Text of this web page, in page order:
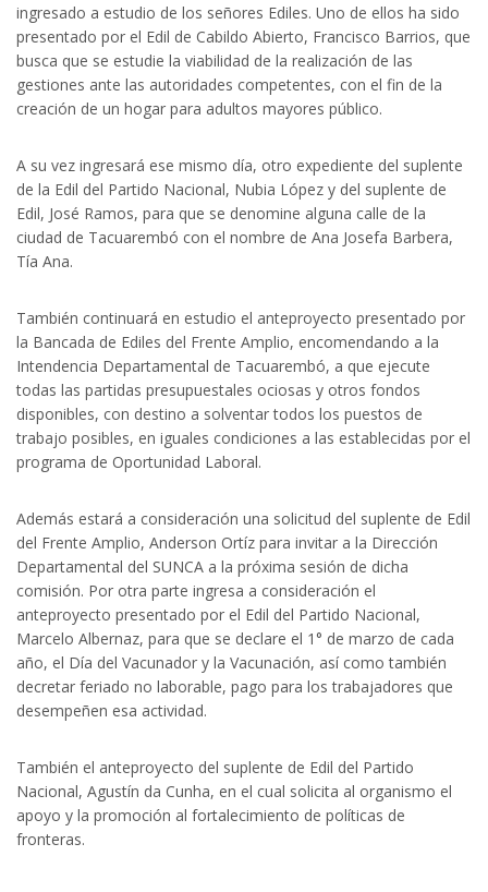
ingresado a estudio de los señores Ediles. Uno de ellos ha sido
presentado por el Edil de Cabildo Abierto, Francisco Barrios, que
busca que se estudie la viabilidad de la realización de las
gestiones ante las autoridades competentes, con el fin de la
creación de un hogar para adultos mayores público.
A su vez ingresará ese mismo día, otro expediente del suplente
de la Edil del Partido Nacional, Nubia López y del suplente de
Edil, José Ramos, para que se denomine alguna calle de la
ciudad de Tacuarembó con el nombre de Ana Josefa Barbera,
Tía Ana.
También continuará en estudio el anteproyecto presentado por
la Bancada de Ediles del Frente Amplio, encomendando a la
Intendencia Departamental de Tacuarembó, a que ejecute
todas las partidas presupuestales ociosas y otros fondos
disponibles, con destino a solventar todos los puestos de
trabajo posibles, en iguales condiciones a las establecidas por el
programa de Oportunidad Laboral.
Además estará a consideración una solicitud del suplente de Edil
del Frente Amplio, Anderson Ortíz para invitar a la Dirección
Departamental del SUNCA a la próxima sesión de dicha
comisión. Por otra parte ingresa a consideración el
anteproyecto presentado por el Edil del Partido Nacional,
Marcelo Albernaz, para que se declare el 1° de marzo de cada
año, el Día del Vacunador y la Vacunación, así como también
decretar feriado no laborable, pago para los trabajadores que
desempeñen esa actividad.
También el anteproyecto del suplente de Edil del Partido
Nacional, Agustín da Cunha, en el cual solicita al organismo el
apoyo y la promoción al fortalecimiento de políticas de
fronteras.